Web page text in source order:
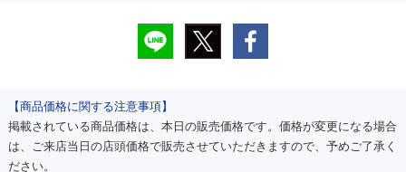
【商品価格に関する注意事項】
掲載されている商品価格は、本日の販売価格です。価格が変更になる場合
は、ご来店当日の店頭価格で販売させていただきますので、予めご了承く
ださい。